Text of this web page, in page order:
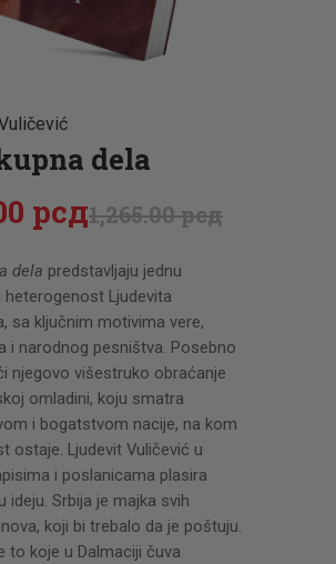
dela
1,265.00рсд
рсд
dela predstavljaju jednu
Ljudevita
sa ključnim motivima vere,
i narodnog pesništva. Posebno
njegovo višestruko obraćanje
omladini, koju smatra
i bogatstvom nacije, na kom
ostaje. Ljudevit Vuličević u
i poslanicama plasira
ideju. Srbija je majka svih
koji bi trebalo da je poštuju.
to koje u Dalmaciji čuva